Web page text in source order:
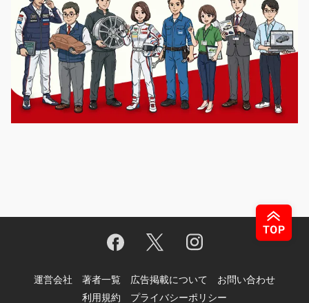
運営会社 著者一覧 広告掲載について
お問い合わせ
利用規約
プライバシーポリシー